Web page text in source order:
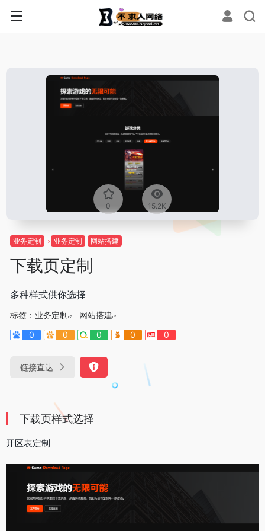
0 15.2K
业务定制 业务定制 网站搭建
下载页定制
多种样式供你选择
标签： 业务定制
网站搭建
0
0 0 0 0
链接直达
下载页样式选择
开区表定制